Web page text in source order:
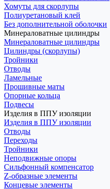
Хомуты для скорлупы
Полиуретановый клей
Без дополнительной оболочки
Минераловатные цилиндры
Минераловатные цилиндры
Цилиндры (скорлупы)
Тройники
Отводы
Ламельные
Прошивные маты
Опорные кольца
Подвесы
Изделия в ППУ изоляции
Изделия в ППУ изоляции
Отводы
Переходы
Тройники
Неподвижные опоры
Cильфонный компенсатор
Z-образные элементы
Концевые элементы